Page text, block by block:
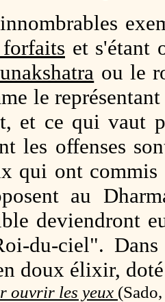
et s'étant
ou le
le
et ce qui vaut
les offenses
qui ont
au
deviendront
du-ciel".
doux élixir,
ouvrir les yeux (